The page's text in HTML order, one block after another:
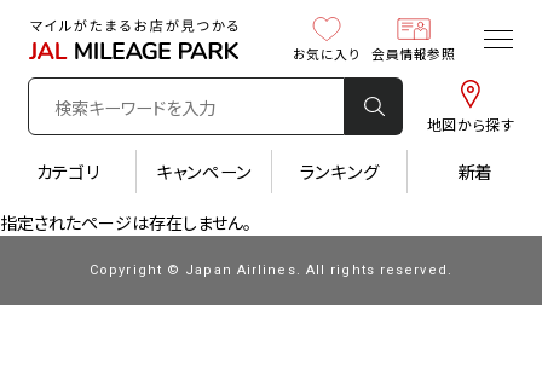
地図から探す
お気に入り 会員情報参照
カテゴリ キャンペーン ランキング 新着
指定されたページは存在しません。
Copyright © Japan Airlines. All rights reserved.